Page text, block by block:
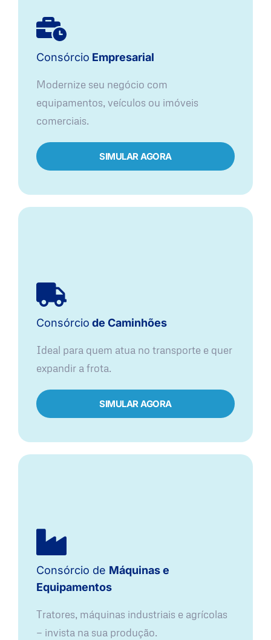
Consórcio Empresarial
Modernize seu negócio com
equipamentos, veículos ou imóveis
comerciais.
SIMULAR AGORA
Consórcio de Caminhões
Ideal para quem atua no transporte e quer
expandir a frota.
SIMULAR AGORA
Consórcio de Máquinas e
Equipamentos
Tratores, máquinas industriais e agrícolas
— invista na sua produção.